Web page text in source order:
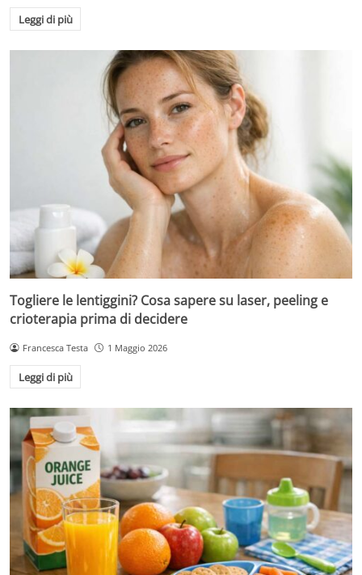
Leggi di più
Togliere le lentiggini? Cosa sapere su laser, peeling e
crioterapia prima di decidere
Francesca Testa 1 Maggio 2026
Leggi di più